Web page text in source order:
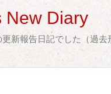
New Diary
新報告日記でした（過去